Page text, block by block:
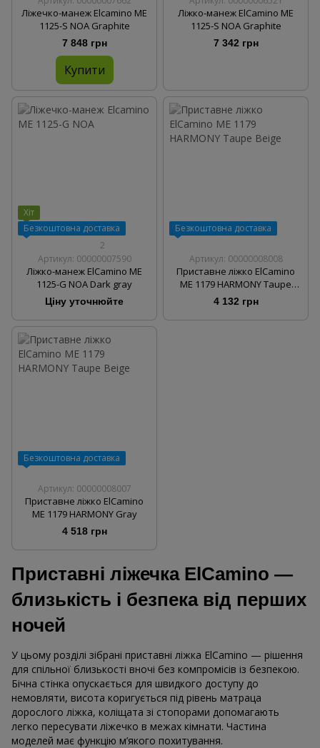
Ліжечко-манеж Elcamino ME
1125-S NOA Graphite
7 848 грн
Купити
Ліжко-манеж ElCamino ME
1125-S NOA Graphite
7 342 грн
Хіт
Безкоштовна доставка
2
Артикул: 00000007590
Ліжко-манеж ElCamino ME
1125-G NOA Dark gray
Ціну уточнюйте
Безкоштовна доставка
Артикул: 00000008008
Приставне ліжко ElCamino
ME 1179 HARMONY Taupe
Beige
4 132 грн
Безкоштовна доставка
Артикул: 00000008007
Приставне ліжко ElCamino
ME 1179 HARMONY Gray
4 518 грн
Приставні ліжечка ElCamino —
близькість і безпека від перших
ночей
У цьому розділі зібрані приставні ліжка ElCamino — рішення
для спільної близькості вночі без компромісів із безпекою.
Бічна стінка опускається для швидкого доступу до
немовляти, висота коригується під рівень матраца
дорослого ліжка, коліщата зі стопорами допомагають
легко пересувати ліжечко в межах кімнати. Частина
моделей має функцію м’якого похитування.